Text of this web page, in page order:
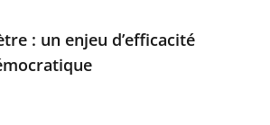
: un enjeu d’efficacité